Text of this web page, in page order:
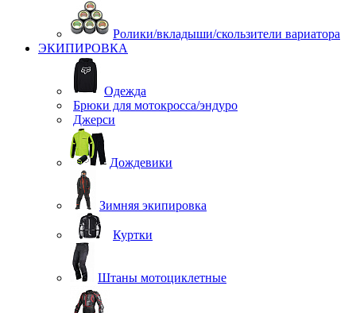
Ролики/вкладыши/скользители вариатора
ЭКИПИРОВКА
Одежда
Брюки для мотокросса/эндуро
Джерси
Дождевики
Зимняя экипировка
Куртки
Штаны мотоциклетные